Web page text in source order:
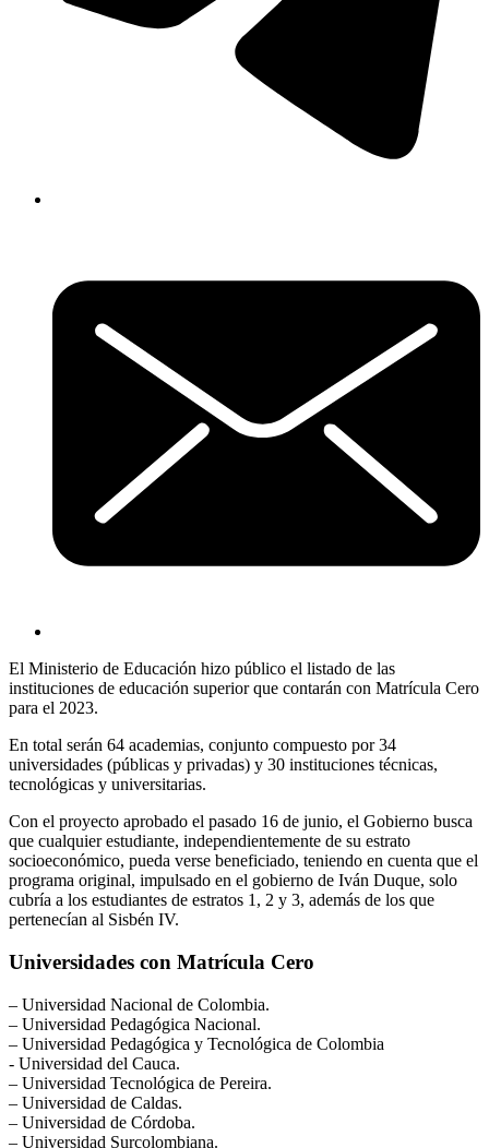
El Ministerio de Educación hizo público el listado de las
instituciones de educación superior que contarán con Matrícula Cero
para el 2023.
En total serán 64 academias, conjunto compuesto por 34
universidades (públicas y privadas) y 30 instituciones técnicas,
tecnológicas y universitarias.
Con el proyecto aprobado el pasado 16 de junio, el Gobierno busca
que cualquier estudiante, independientemente de su estrato
socioeconómico, pueda verse beneficiado, teniendo en cuenta que el
programa original, impulsado en el gobierno de Iván Duque, solo
cubría a los estudiantes de estratos 1, 2 y 3, además de los que
pertenecían al Sisbén IV.
Universidades con Matrícula Cero
– Universidad Nacional de Colombia.
– Universidad Pedagógica Nacional.
– Universidad Pedagógica y Tecnológica de Colombia
​- Universidad del Cauca.
– Universidad Tecnológica de Pereira.
– Universidad de Caldas.
– Universidad de Córdoba.
– Universidad Surcolombiana.